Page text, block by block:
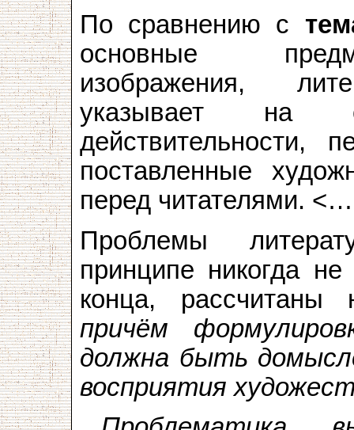
По сравнению с
основные
изображения,
указывает на
действительности,
поставленные
перед читателями.
Проблемы
принципе никогда
конца, рассчитаны
причём
должна быть
восприятия